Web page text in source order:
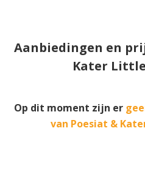
Aanbiedingen en
Kater
Op dit moment zijn er
van Poesiat &